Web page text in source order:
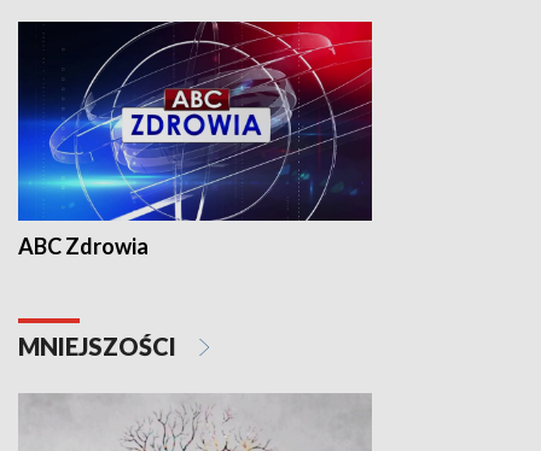
ABC Zdrowia
MNIEJSZOŚCI